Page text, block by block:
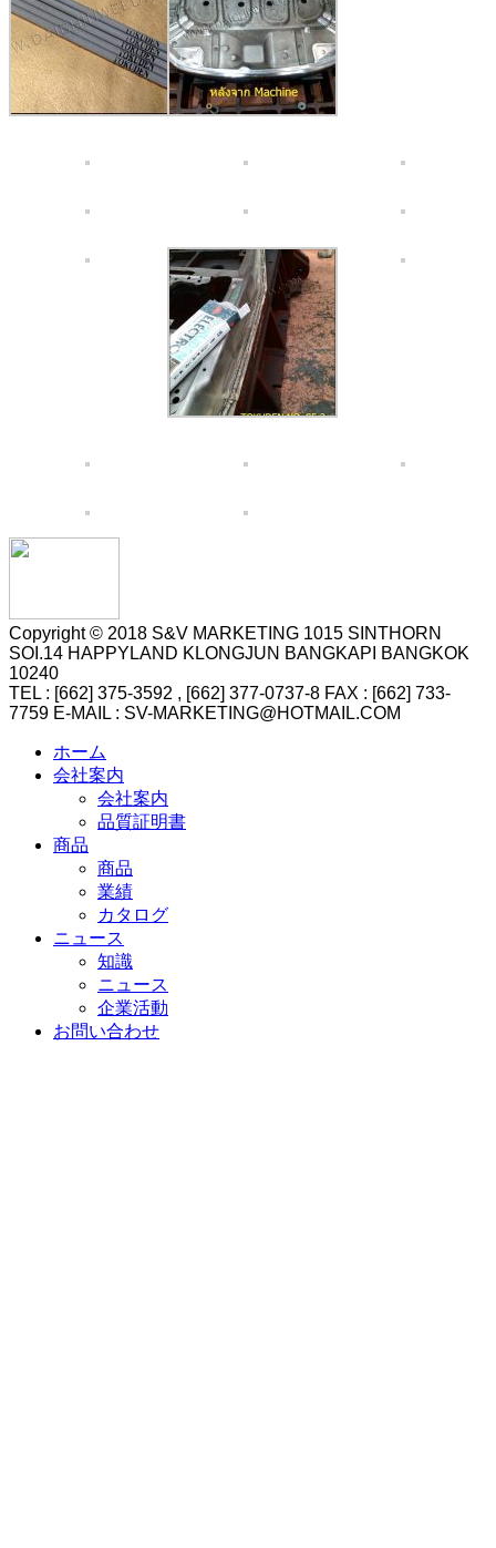
Copyright © 2018 S&V MARKETING 1015 SINTHORN
SOI.14 HAPPYLAND KLONGJUN BANGKAPI BANGKOK
10240
TEL : [662] 375-3592 , [662] 377-0737-8 FAX : [662] 733-
7759 E-MAIL : SV-MARKETING@HOTMAIL.COM
ホーム
会社案内
会社案内
品質証明書
商品
商品
業績
カタログ
ニュース
知識
ニュース
企業活動
お問い合わせ